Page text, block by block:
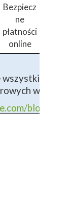
Bezpiecz
ne
płatności
online
wszystkimi
wejdź na